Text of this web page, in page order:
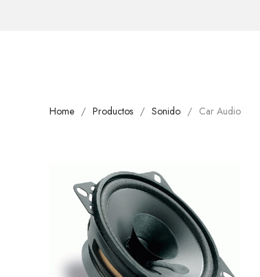
Home Productos Sonido Car Audio